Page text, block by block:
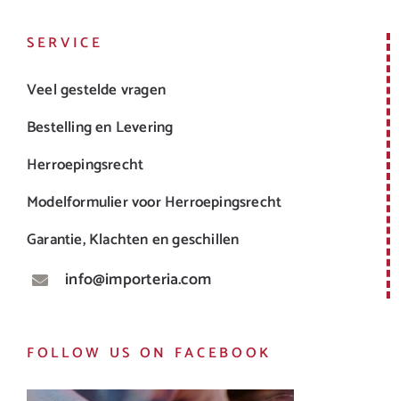
SERVICE
Veel gestelde vragen
Bestelling en Levering
Herroepingsrecht
Modelformulier voor Herroepingsrecht
Garantie, Klachten en geschillen
info@importeria.com
FOLLOW US ON FACEBOOK